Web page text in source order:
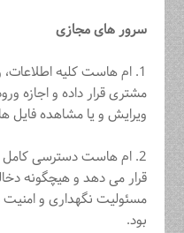
سرور های مجازی
1. ام هاست کلیه اطلاعات،
مشتری قرار داده و ‏اجازه
ویرایش و یا مشاهده فایل
2.‏ ام هاست دسترسی کامل
قرار می دهد و ‏هیچگونه
مسئولیت نگهداری و
بود.‏